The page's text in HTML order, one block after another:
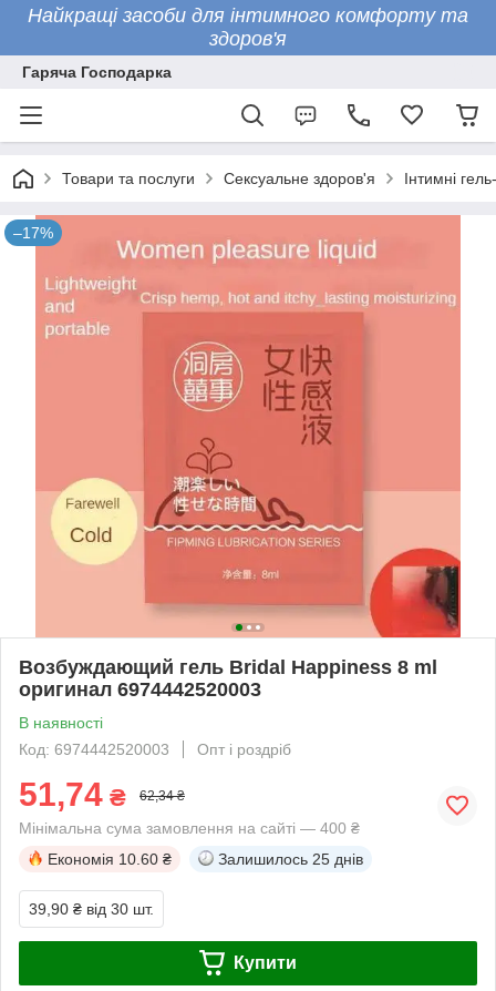
Найкращі засоби для інтимного комфорту та
здоров'я
Гаряча Господарка
Товари та послуги Сексуальне здоров'я Інтимні
–17%
Возбуждающий гель Bridal Happiness 8 ml
оригинал 6974442520003
В наявності
Код: 6974442520003
Опт і роздріб
51,74 ₴ 62,34 ₴
Мінімальна сума замовлення на сайті — 400 ₴
Економія 10.60 ₴ Залишилось 25 днів
39,90 ₴ від 30 шт.
Купити